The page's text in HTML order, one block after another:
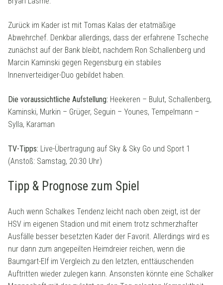
Zurück im Kader ist mit Tomas Kalas der etatmäßige
Abwehrchef. Denkbar allerdings, dass der erfahrene Tscheche
zunächst auf der Bank bleibt, nachdem Ron Schallenberg und
Marcin Kaminski gegen Regensburg ein stabiles
Innenverteidiger-Duo gebildet haben.
Die voraussichtliche Aufstellung: Heekeren – Bulut, Schallenberg,
Kaminski, Murkin – Grüger, Seguin – Younes, Tempelmann –
Sylla, Karaman
TV-Tipps: Live-Übertragung auf Sky & Sky Go und Sport 1
(Anstoß: Samstag, 20:30 Uhr)
Tipp & Prognose zum Spiel
Auch wenn Schalkes Tendenz leicht nach oben zeigt, ist der
HSV im eigenen Stadion und mit einem trotz schmerzhafter
Ausfälle besser besetzten Kader der Favorit. Allerdings wird es
nur dann zum angepeilten Heimdreier reichen, wenn die
Baumgart-Elf im Vergleich zu den letzten, enttäuschenden
Auftritten wieder zulegen kann. Ansonsten könnte eine Schalker